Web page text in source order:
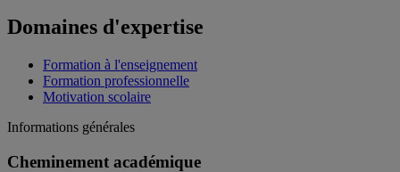
Domaines d'expertise
Formation à l'enseignement
Formation professionnelle
Motivation scolaire
Informations générales
Cheminement académique